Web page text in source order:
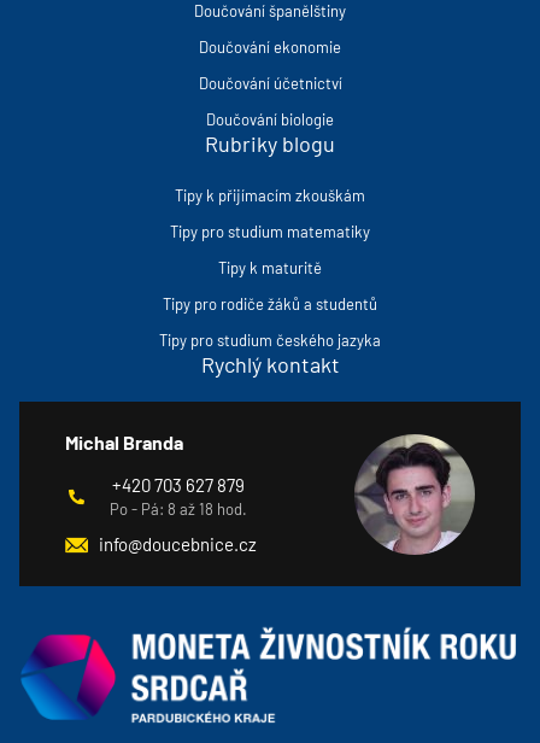
Doučování španělštiny
Doučování ekonomie
Doučování účetnictví
Doučování biologie
Rubriky blogu
Tipy k přijímacím zkouškám
Tipy pro studium matematiky
Tipy k maturitě
Tipy pro rodiče žáků a studentů
Tipy pro studium českého jazyka
Rychlý kontakt
Michal Branda
+420 703 627 879
Po - Pá: 8 až 18 hod.
info@doucebnice.cz